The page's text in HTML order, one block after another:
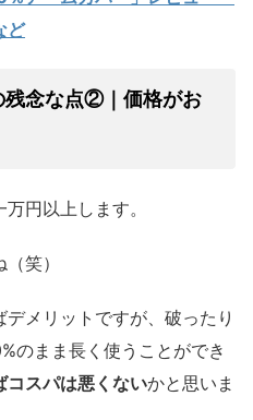
ど
残念な点②｜価格がお
円以上します。
笑）
メリットですが、破ったり
のまま長く使うことができ
コスパは悪くないかと思いま